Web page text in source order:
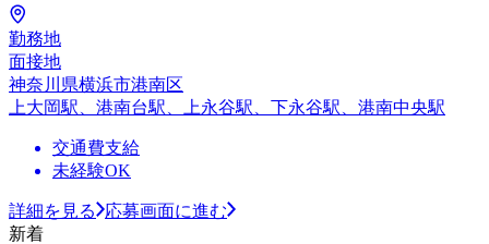
勤務地
面接地
神奈川県横浜市港南区
上大岡駅、港南台駅、上永谷駅、下永谷駅、港南中央駅
交通費支給
未経験OK
詳細を見る
応募画面に進む
新着